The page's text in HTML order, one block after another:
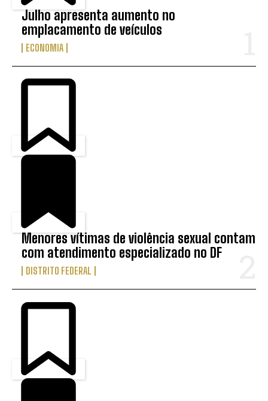
Julho apresenta aumento no
emplacamento de veículos
ECONOMIA
Menores vítimas de violência sexual contam
com atendimento especializado no DF
DISTRITO FEDERAL